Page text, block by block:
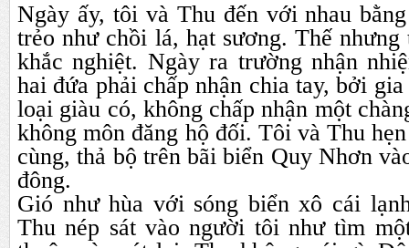
Ngày ấy, tôi và Thu đến với nhau
trẻo như chồi lá, hạt sương. Thế
khắc nghiệt. Ngày ra trường nhận
hai đứa phải chấp nhận chia tay, bởi
loại giàu có, không chấp nhận một
không môn đăng hộ đối. Tôi và Thu
cùng, thả bộ trên bãi biển Quy Nhơn
đông.
Gió như hùa với sóng biển xô cái
Thu nép sát vào người tôi như tìm